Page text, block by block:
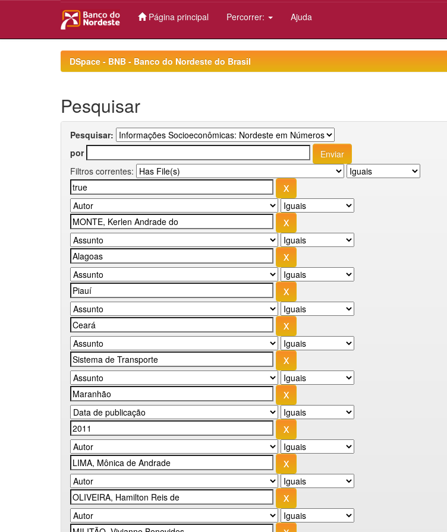
Página principal Percorrer: Ajuda
DSpace - BNB - Banco do Nordeste do Brasil
Pesquisar
Pesquisar:
por
Filtros correntes: